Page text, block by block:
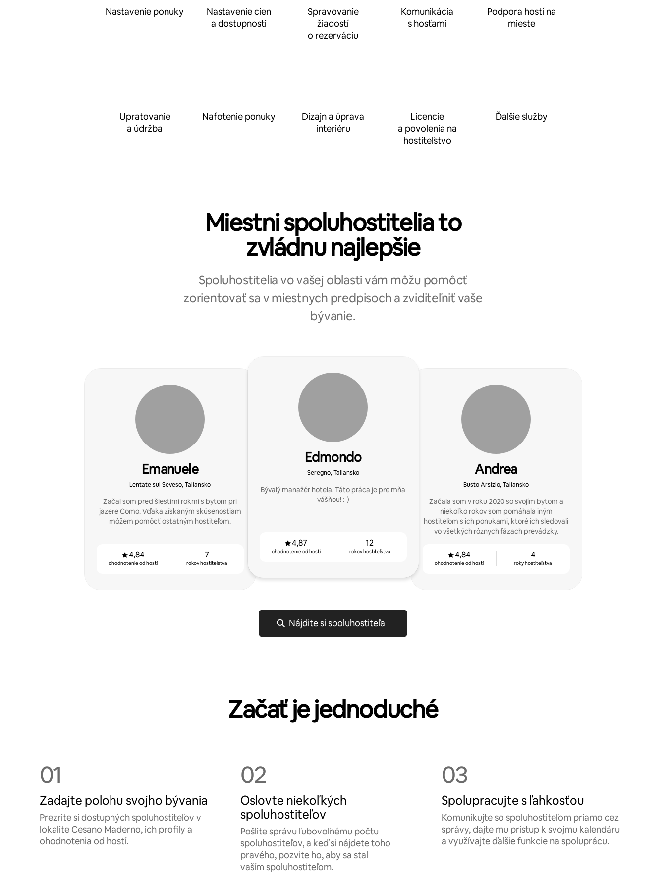
Nastavenie ponuky
Nastavenie cien
a dostupnosti
Spravovanie
žiadostí
o rezerváciu
Komunikácia
s hosťami
Podpora hostí na
mieste
Upratovanie
a údržba
Nafotenie ponuky
Dizajn a úprava
interiéru
Licencie
a povolenia na
hostiteľstvo
Ďalšie služby
Miestni spoluhostitelia to
zvládnu najlepšie
Spoluhostitelia vo vašej oblasti vám môžu pomôcť
zorientovať sa v miestnych predpisoch a zviditeľniť vaše
bývanie.
Emanuele
Lentate sul Seveso, Taliansko
Začal som pred šiestimi rokmi s bytom pri
jazere Como. Vďaka získaným skúsenostiam
môžem pomôcť ostatným hostiteľom.
4,84
ohodnotenie od hostí
7
rokov hostiteľstva
Edmondo
Seregno, Taliansko
Bývalý manažér hotela. Táto práca je pre mňa
vášňou! :-)
4,87
ohodnotenie od hostí
12
rokov hostiteľstva
Andrea
Busto Arsizio, Taliansko
Začala som v roku 2020 so svojím bytom a
niekoľko rokov som pomáhala iným
hostiteľom s ich ponukami, ktoré ich sledovali
vo všetkých rôznych fázach prevádzky.
4,84
ohodnotenie od hostí
4
roky hostiteľstva
Nájdite si spoluhostiteľa
Začať je jednoduché
01
Zadajte polohu svojho bývania
Prezrite si dostupných spoluhostiteľov v
lokalite Cesano Maderno, ich profily a
ohodnotenia od hostí.
02
Oslovte niekoľkých
spoluhostiteľov
Pošlite správu ľubovoľnému počtu
spoluhostiteľov, a keď si nájdete toho
pravého, pozvite ho, aby sa stal
vaším spoluhostiteľom.
03
Spolupracujte s ľahkosťou
Komunikujte so spoluhostiteľom priamo cez
správy, dajte mu prístup k svojmu kalendáru
a využívajte ďalšie funkcie na spoluprácu.